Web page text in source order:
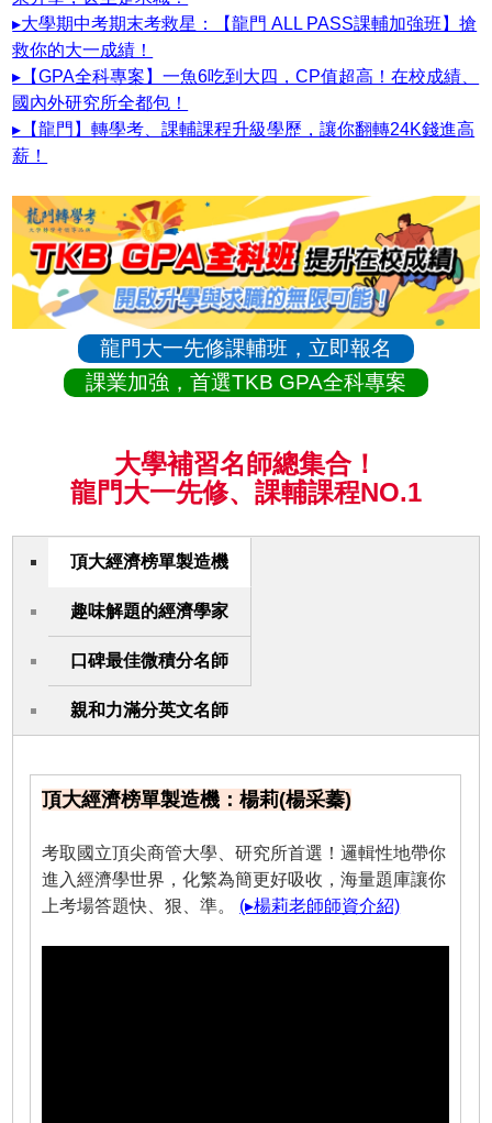
▸大學期中考期末考救星：【龍門 ALL PASS課輔加強班】搶
救你的大一成績！
▸【GPA全科專案】一魚6吃到大四，CP值超高！在校成績、
國內外研究所全都包！
▸【龍門】轉學考、課輔課程升級學歷，讓你翻轉24K錢進高
薪！
龍門大一先修課輔班，立即報名
課業加強，首選TKB GPA全科專案
大學補習名師總集合！
龍門大一先修、課輔課程NO.1
頂大經濟榜單製造機
趣味解題的經濟學家
口碑最佳微積分名師
親和力滿分英文名師
頂大經濟榜單製造機：楊莉(楊采蓁)
考取國立頂尖商管大學、研究所首選！邏輯性地帶你
進入經濟學世界，化繁為簡更好吸收，海量題庫讓你
上考場答題快、狠、準。 (▸楊莉老師師資介紹)